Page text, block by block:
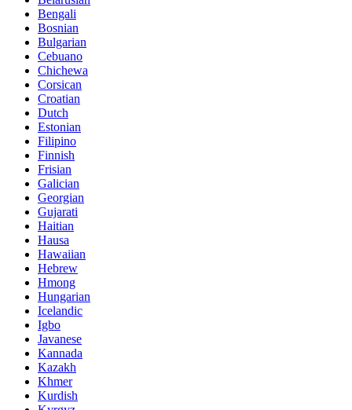
Bengali
Bosnian
Bulgarian
Cebuano
Chichewa
Corsican
Croatian
Dutch
Estonian
Filipino
Finnish
Frisian
Galician
Georgian
Gujarati
Haitian
Hausa
Hawaiian
Hebrew
Hmong
Hungarian
Icelandic
Igbo
Javanese
Kannada
Kazakh
Khmer
Kurdish